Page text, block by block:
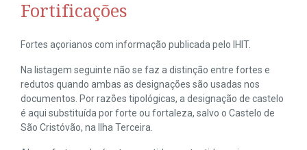
Fortificações
Fortes açorianos com informação publicada pelo IHIT.
Na listagem seguinte não se faz a distinção entre fortes e
redutos quando ambas as designações são usadas nos
documentos. Por razões tipológicas, a designação de castelo
é aqui substituída por forte ou fortaleza, salvo o Castelo de
São Cristóvão, na Ilha Terceira.